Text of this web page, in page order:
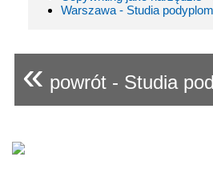
Warszawa - Studia
« powrót - Studia